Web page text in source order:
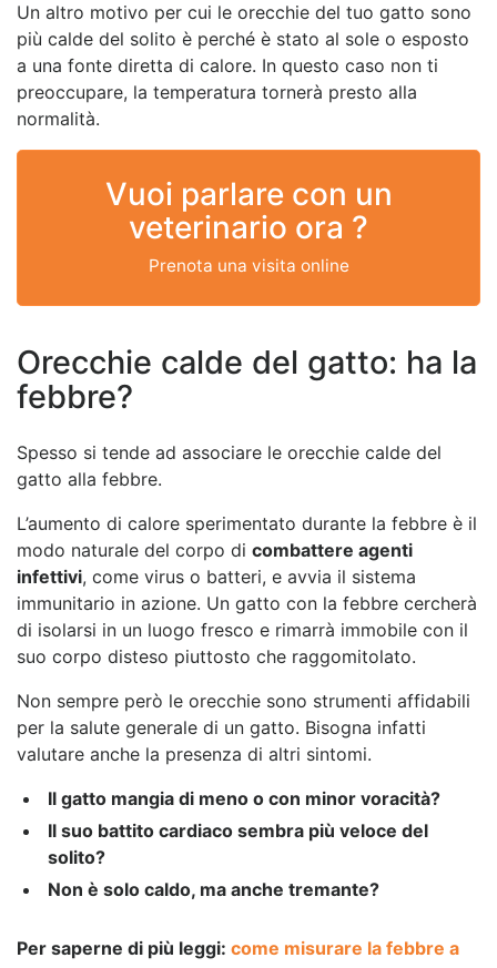
Un altro motivo per cui le orecchie del tuo gatto sono
più calde del solito è perché è stato al sole o esposto
a una fonte diretta di calore. In questo caso non ti
preoccupare, la temperatura tornerà presto alla
normalità.
Vuoi parlare con un
veterinario ora ?
Prenota una visita online
Orecchie calde del gatto: ha la
febbre?
Spesso si tende ad associare le orecchie calde del
gatto alla febbre.
L’aumento di calore sperimentato durante la febbre è il
modo naturale del corpo di combattere agenti
infettivi, come virus o batteri, e avvia il sistema
immunitario in azione. Un gatto con la febbre cercherà
di isolarsi in un luogo fresco e rimarrà immobile con il
suo corpo disteso piuttosto che raggomitolato.
Non sempre però le orecchie sono strumenti affidabili
per la salute generale di un gatto. Bisogna infatti
valutare anche la presenza di altri sintomi.
Il gatto mangia di meno o con minor voracità?
Il suo battito cardiaco sembra più veloce del
solito?
Non è solo caldo, ma anche tremante?
Per saperne di più leggi: come misurare la febbre a